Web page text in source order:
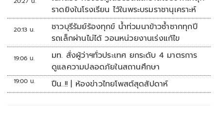
ราดยิงในโรงเรียน ไว้ในพระบรมราชานุเคราะห์
20:13 น.
ชาวบุรีรัมย์ร้องทุกข์ น้ำท่วมนาข้าวซ้ำซากทุกปี
รถเล็กผ่านไม่ได้ วอนหน่วยงานเร่งแก้ไข
19:06 น.
มท. สั่งผู้ว่าฯทั่วประเทศ ยกระดับ 4 มาตรการ
ดูแลความปลอดภัยในสถานศึกษา
19:00 น. ปืน..!! | ห้องข่าวไทยโพสต์สุดสัปดาห์